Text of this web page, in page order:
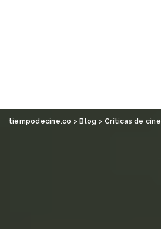
tiempodecine.co > Blog >Críticas de cine